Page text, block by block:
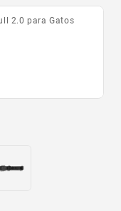
2.0 para Gatos